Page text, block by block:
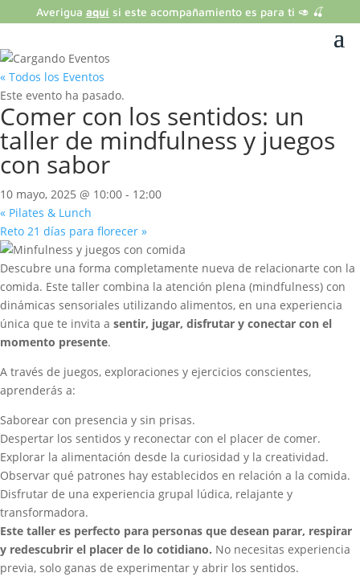
Averigua aquí si este acompañamiento es para ti 🥑 🍒
« Todos los Eventos
Este evento ha pasado.
Comer con los sentidos: un
taller de mindfulness y juegos
con sabor
10 mayo, 2025 @ 10:00 - 12:00
« Pilates & Lunch
Reto 21 días para florecer »
Descubre una forma completamente nueva de relacionarte con la
comida. Este taller combina la atención plena (mindfulness) con
dinámicas sensoriales utilizando alimentos, en una experiencia
única que te invita a sentir, jugar, disfrutar y conectar con el
momento presente.
A través de juegos, exploraciones y ejercicios conscientes,
aprenderás a:
Saborear con presencia y sin prisas.
Despertar los sentidos y reconectar con el placer de comer.
Explorar la alimentación desde la curiosidad y la creatividad.
Observar qué patrones hay establecidos en relación a la comida.
Disfrutar de una experiencia grupal lúdica, relajante y
transformadora.
Este taller es perfecto para personas que desean parar, respirar
y redescubrir el placer de lo cotidiano. No necesitas experiencia
previa, solo ganas de experimentar y abrir los sentidos.